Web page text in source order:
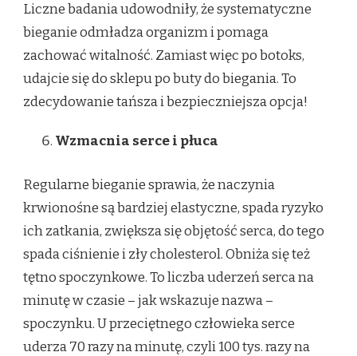
Liczne badania udowodniły, że systematyczne
bieganie odmładza organizm i pomaga
zachować witalność. Zamiast więc po botoks,
udajcie się do sklepu po buty do biegania. To
zdecydowanie tańsza i bezpieczniejsza opcja!
Wzmacnia serce i płuca
Regularne bieganie sprawia, że naczynia
krwionośne są bardziej elastyczne, spada ryzyko
ich zatkania, zwiększa się objętość serca, do tego
spada ciśnienie i zły cholesterol. Obniża się też
tętno spoczynkowe. To liczba uderzeń serca na
minutę w czasie – jak wskazuje nazwa –
spoczynku. U przeciętnego człowieka serce
uderza 70 razy na minutę, czyli 100 tys. razy na